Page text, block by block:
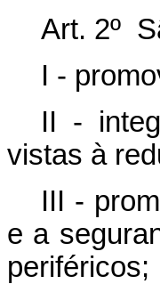
Art. 2º
I -
II -
vistas à
III -
e a
periféricos;